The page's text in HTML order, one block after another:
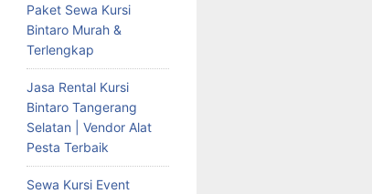
Paket Sewa Kursi
Bintaro Murah &
Terlengkap
Jasa Rental Kursi
Bintaro Tangerang
Selatan | Vendor Alat
Pesta Terbaik
Sewa Kursi Event